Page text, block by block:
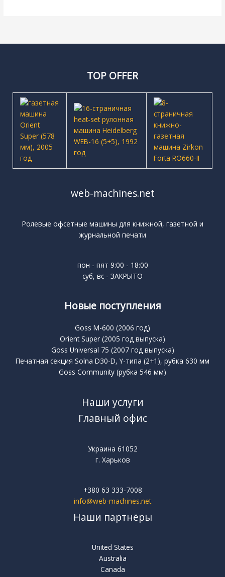
TOP OFFER
web-machines.net
Ролевые офсетные машины для книжной, газетной и
журнальной печати
пон - пят 9:00 - 18:00
суб, вс - ЗАКРЫТО
Новые поступления
Goss M-600 (2006 год)
Orient Super (2005 год выпуска)
Goss Universal 75 (2007 год выпуска)
Печатная секция Solna D30-D, Y-типа (2+1), рубка 630 мм
Goss Community (рубка 546 мм)
Наши услуги
Главный офис
Украина 61052
г. Харьков
+380 63 333-7008
info@web-machines.net
Наши партнёры
United States
Australia
Canada